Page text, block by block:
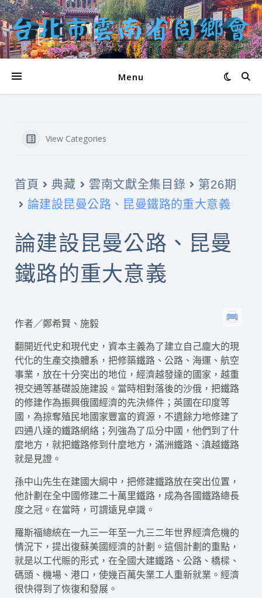
Menu
View Categories
首頁 典藏 雲南文獻全集目錄 第26期
論建設昆曼公路、昆曼鐵路的重大意義
論建設昆曼公路、昆曼
鐵路的重大意義
作者／鄭希賢、施毅
翻開近代史和現代史，資本主義為了建立自己龐大的現
代化的生產交換體系，把修築鐵路、公路、海運、航空
事業，放在十分突出的地位，經濟越發達的國家，越重
視交通等基礎設施建設。當時相對落後的沙俄，把鐵路
的修建作為振興俄國經濟的先決條件；英國在印度等
國，為掠奪殖民地國家豐富的資源，不遺餘力地修建了
四通八達的鐵路網絡；列強為了瓜分中國，他們到了什
麼地方，就把鐵路修到什麼地方，滿洲鐵路、滇越鐵路
就是見證。
孫中山先生在建國大綱中，把修建鐵路放在突出位置，
他計劃在全中國修建二十萬里鐵路，成為各國鐵路總長
度之冠。在當時，可謂遠見卓識。
羅斯福總統在一九三一年至一九三二年世界經濟危機的
情況下，提出復蘇美國經濟的計劃。這個計劃的重點，
就是以工代賑的形式，在全國大建鐵路、公路、橋樑、
碼頭、機場、港口，使幾百萬失業工人重新就業。經濟
很快得到了恢復和發展。